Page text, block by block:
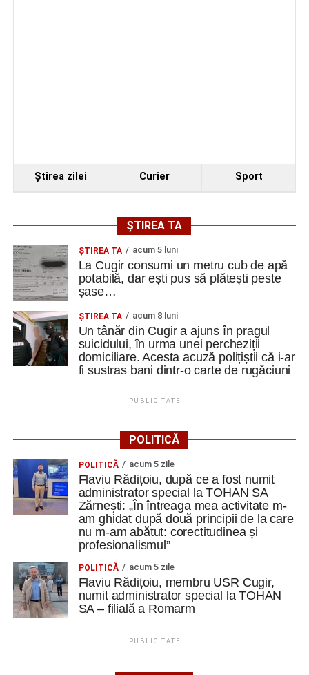
Ştirea zilei Curier Sport
ȘTIREA TA
ȘTIREA TA acum 5 luni
La Cugir consumi un metru cub de apă
potabilă, dar ești pus să plătești peste
șase…
ȘTIREA TA acum 8 luni
Un tânăr din Cugir a ajuns în pragul
suicidului, în urma unei percheziții
domiciliare. Acesta acuză polițiștii că i-ar
fi sustras bani dintr-o carte de rugăciuni
PUBLICITATE
POLITICĂ
POLITICĂ acum 5 zile
Flaviu Rădițoiu, după ce a fost numit
administrator special la TOHAN SA
Zărnești: „În întreaga mea activitate m-
am ghidat după două principii de la care
nu m-am abătut: corectitudinea și
profesionalismul”
POLITICĂ acum 5 zile
Flaviu Rădițoiu, membru USR Cugir,
numit administrator special la TOHAN
SA – filială a Romarm
PUBLICITATE